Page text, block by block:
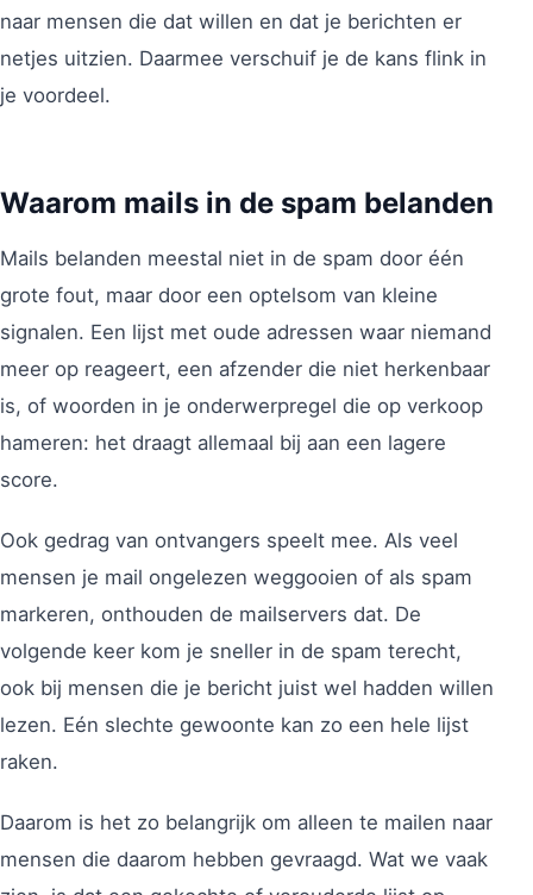
naar mensen die dat willen en dat je berichten er
netjes uitzien. Daarmee verschuif je de kans flink in
je voordeel.
Waarom mails in de spam belanden
Mails belanden meestal niet in de spam door één
grote fout, maar door een optelsom van kleine
signalen. Een lijst met oude adressen waar niemand
meer op reageert, een afzender die niet herkenbaar
is, of woorden in je onderwerpregel die op verkoop
hameren: het draagt allemaal bij aan een lagere
score.
Ook gedrag van ontvangers speelt mee. Als veel
mensen je mail ongelezen weggooien of als spam
markeren, onthouden de mailservers dat. De
volgende keer kom je sneller in de spam terecht,
ook bij mensen die je bericht juist wel hadden willen
lezen. Eén slechte gewoonte kan zo een hele lijst
raken.
Daarom is het zo belangrijk om alleen te mailen naar
mensen die daarom hebben gevraagd. Wat we vaak